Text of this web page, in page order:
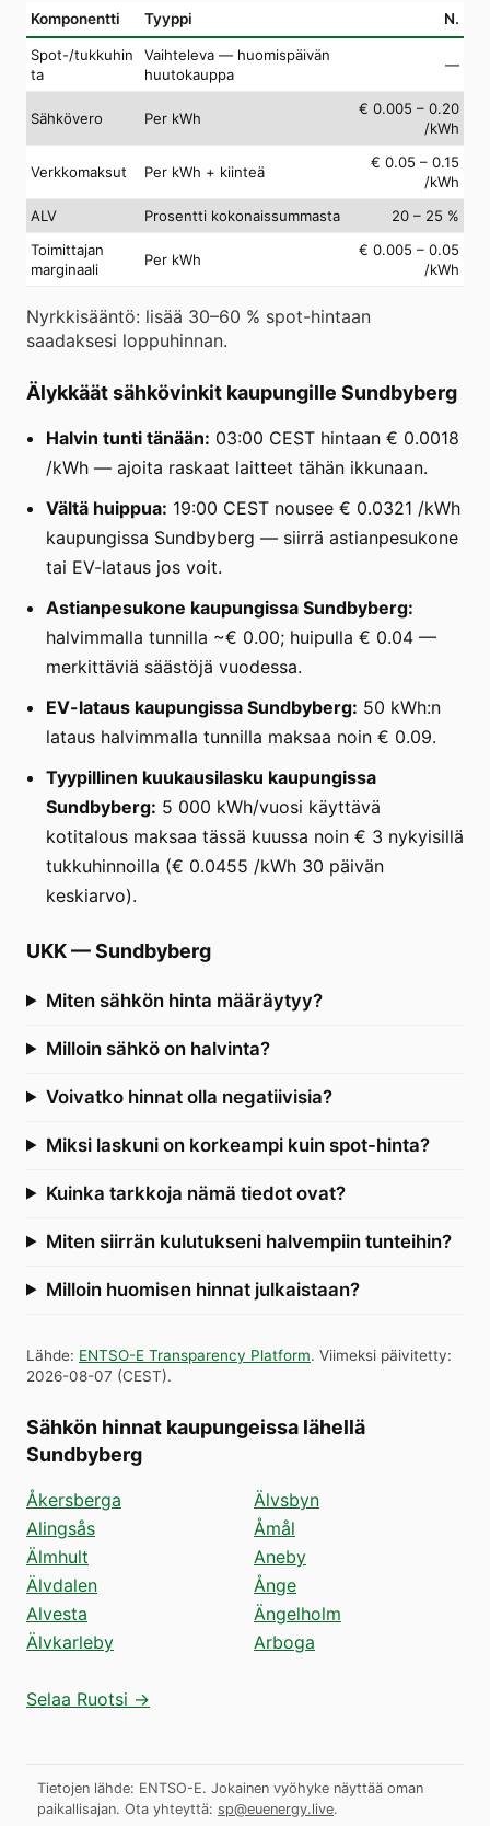
Komponentti Tyyppi N.
Spot-/tukkuhin
ta
Vaihteleva — huomispäivän
huutokauppa
—
Sähkövero Per kWh
€ 0.005 – 0.20
/kWh
Verkkomaksut Per kWh + kiinteä
€ 0.05 – 0.15
/kWh
ALV
Prosentti kokonaissummasta
20 – 25 %
Toimittajan
marginaali
Per kWh
€ 0.005 – 0.05
/kWh
Nyrkkisääntö: lisää 30–60 % spot-hintaan
saadaksesi loppuhinnan.
Älykkäät sähkövinkit kaupungille Sundbyberg
Halvin tunti tänään: 03:00 CEST hintaan € 0.0018
/kWh — ajoita raskaat laitteet tähän ikkunaan.
Vältä huippua: 19:00 CEST nousee € 0.0321 /kWh
kaupungissa Sundbyberg — siirrä astianpesukone
tai EV-lataus jos voit.
Astianpesukone kaupungissa Sundbyberg:
halvimmalla tunnilla ~€ 0.00; huipulla € 0.04 —
merkittäviä säästöjä vuodessa.
EV-lataus kaupungissa Sundbyberg: 50 kWh:n
lataus halvimmalla tunnilla maksaa noin € 0.09.
Tyypillinen kuukausilasku kaupungissa
Sundbyberg: 5 000 kWh/vuosi käyttävä
kotitalous maksaa tässä kuussa noin € 3 nykyisillä
tukkuhinnoilla (€ 0.0455 /kWh 30 päivän
keskiarvo).
UKK—Sundbyberg
Miten sähkön hinta määräytyy?
Milloin sähkö on halvinta?
Voivatko hinnat olla negatiivisia?
Miksi laskuni on korkeampi kuin spot-hinta?
Kuinka tarkkoja nämä tiedot ovat?
Miten siirrän kulutukseni halvempiin tunteihin?
Milloin huomisen hinnat julkaistaan?
Lähde: ENTSO-E Transparency Platform. Viimeksi päivitetty:
2026-08-07 (CEST).
Sähkön hinnat kaupungeissa lähellä
Sundbyberg
Åkersberga
Alingsås
Älmhult
Älvdalen
Alvesta
Älvkarleby
Älvsbyn
Åmål
Aneby
Ånge
Ängelholm
Arboga
Selaa Ruotsi →
Tietojen lähde: ENTSO-E. Jokainen vyöhyke näyttää oman
paikallisajan. Ota yhteyttä: sp@euenergy.live.